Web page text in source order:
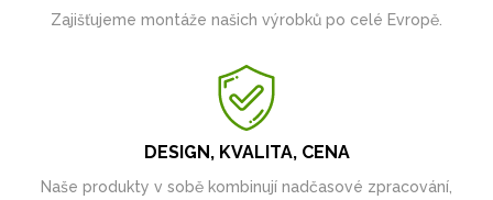
Zajišťujeme montáže našich výrobků po celé Evropě.
DESIGN, KVALITA, CENA
Naše produkty v sobě kombinují nadčasové zpracování,